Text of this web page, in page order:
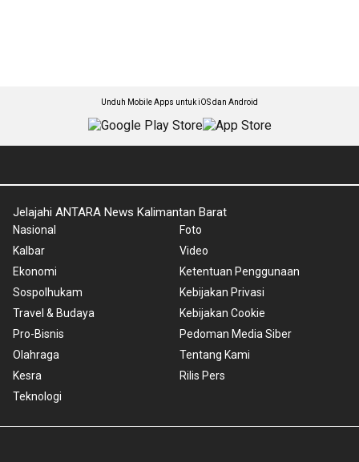
Unduh Mobile Apps untuk iOS dan Android
Jelajahi ANTARA News Kalimantan Barat
Nasional
Kalbar
Ekonomi
Sospolhukam
Travel & Budaya
Pro-Bisnis
Olahraga
Kesra
Teknologi
Foto
Video
Ketentuan Penggunaan
Kebijakan Privasi
Kebijakan Cookie
Pedoman Media Siber
Tentang Kami
Rilis Pers